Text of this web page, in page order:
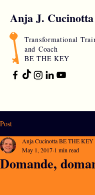
Anja J. Cucinotta
Transformational
and Coach
BE THE KEY
Post
Domande,
Anja Cucinotta BE THE KEY
May 1, 2017 1 min read